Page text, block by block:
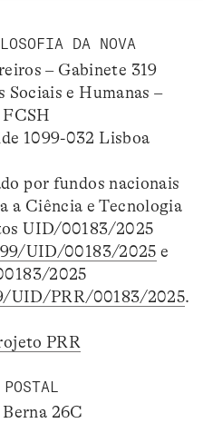
DA NOVA
– Gabinete 319
Sociais e Humanas –
1099-032 Lisboa
por fundos nacionais
a Ciência e Tecnologia
UID/00183/2025
UID/00183/2025 e
2025
UID/PRR/00183/2025.
PRR
26C